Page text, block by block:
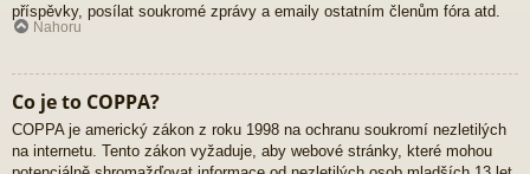
příspěvky, posílat soukromé zprávy a emaily ostatním členům fóra atd.
Nahoru
Co je to COPPA?
COPPA je americký zákon z roku 1998 na ochranu soukromí nezletilých
na internetu. Tento zákon vyžaduje, aby webové stránky, které mohou